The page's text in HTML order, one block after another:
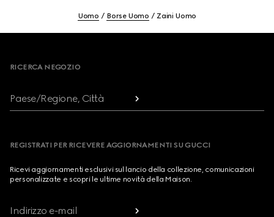
Uomo Borse Uomo Zaini Uomo
RICERCA NEGOZIO
Paese/Regione, Città
REGISTRATI PER RICEVERE AGGIORNAMENTI SU GUCCI
Ricevi aggiornamenti esclusivi sul lancio della collezione, comunicazioni
personalizzate e scopri le ultime novità della Maison.
Indirizzo e-mail